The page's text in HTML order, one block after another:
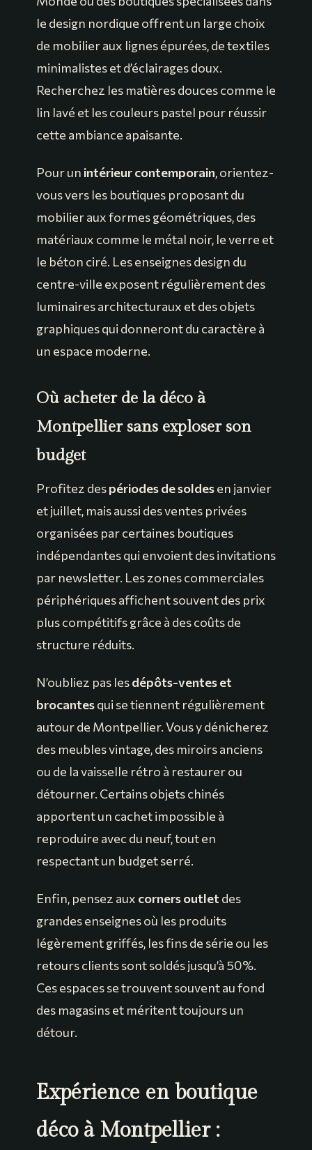
le design nordique offrent un large choix
de mobilier aux lignes épurées, de textiles
minimalistes et d’éclairages doux.
Recherchez les matières douces comme le
lin lavé et les couleurs pastel pour réussir
cette ambiance apaisante.
Pour un intérieur contemporain, orientez-
vous vers les boutiques proposant du
mobilier aux formes géométriques, des
matériaux comme le métal noir, le verre et
le béton ciré. Les enseignes design du
centre-ville exposent régulièrement des
luminaires architecturaux et des objets
graphiques qui donneront du caractère à
un espace moderne.
Où acheter de la déco à
Montpellier sans exploser son
budget
Profitez despériodes de soldesen janvier
et juillet, mais aussi des ventes privées
organisées par certaines boutiques
indépendantes qui envoient des invitations
par newsletter. Les zones commerciales
périphériques affichent souvent des prix
plus compétitifs grâce à des coûts de
structure réduits.
N’oubliez pas lesdépôts-ventes et
brocantesqui se tiennent régulièrement
autour de Montpellier. Vous y dénicherez
des meubles vintage, des miroirs anciens
ou de la vaisselle rétro à restaurer ou
détourner. Certains objets chinés
apportent un cachet impossible à
reproduire avec du neuf, tout en
respectant un budget serré.
Enfin, pensez aux corners outlet des
grandes enseignes où les produits
légèrement griffés, les fins de série ou les
retours clients sont soldés jusqu’à 50%.
Ces espaces se trouvent souvent au fond
des magasins et méritent toujours un
détour.
Expérience en boutique
déco à Montpellier :